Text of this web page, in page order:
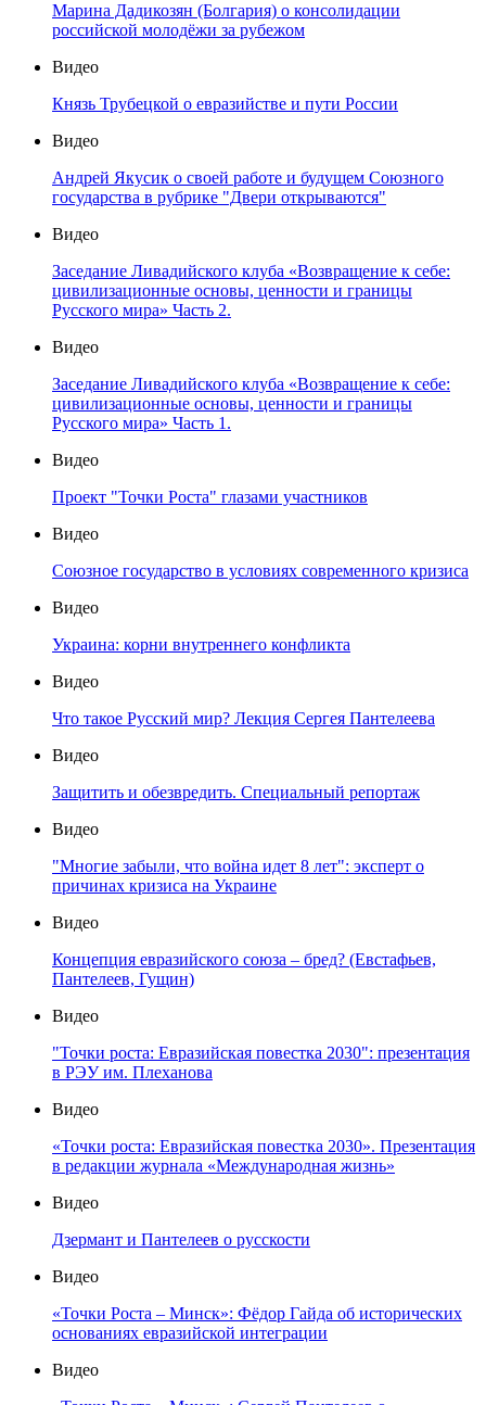
Марина Дадикозян (Болгария) о консолидации
российской молодёжи за рубежом
Видео
Князь Трубецкой о евразийстве и пути России
Видео
Андрей Якусик о своей работе и будущем Союзного
государства в рубрике "Двери открываются"
Видео
Заседание Ливадийского клуба «Возвращение к себе:
цивилизационные основы, ценности и границы
Русского мира» Часть 2.
Видео
Заседание Ливадийского клуба «Возвращение к себе:
цивилизационные основы, ценности и границы
Русского мира» Часть 1.
Видео
Проект "Точки Роста" глазами участников
Видео
Союзное государство в условиях современного кризиса
Видео
Украина: корни внутреннего конфликта
Видео
Что такое Русский мир? Лекция Сергея Пантелеева
Видео
Защитить и обезвредить. Специальный репортаж
Видео
"Многие забыли, что война идет 8 лет": эксперт о
причинах кризиса на Украине
Видео
Концепция евразийского союза – бред? (Евстафьев,
Пантелеев, Гущин)
Видео
"Точки роста: Евразийская повестка 2030": презентация
в РЭУ им. Плеханова
Видео
«Точки роста: Евразийская повестка 2030». Презентация
в редакции журнала «Международная жизнь»
Видео
Дзермант и Пантелеев о русскости
Видео
«Точки Роста – Минск»: Фёдор Гайда об исторических
основаниях евразийской интеграции
Видео